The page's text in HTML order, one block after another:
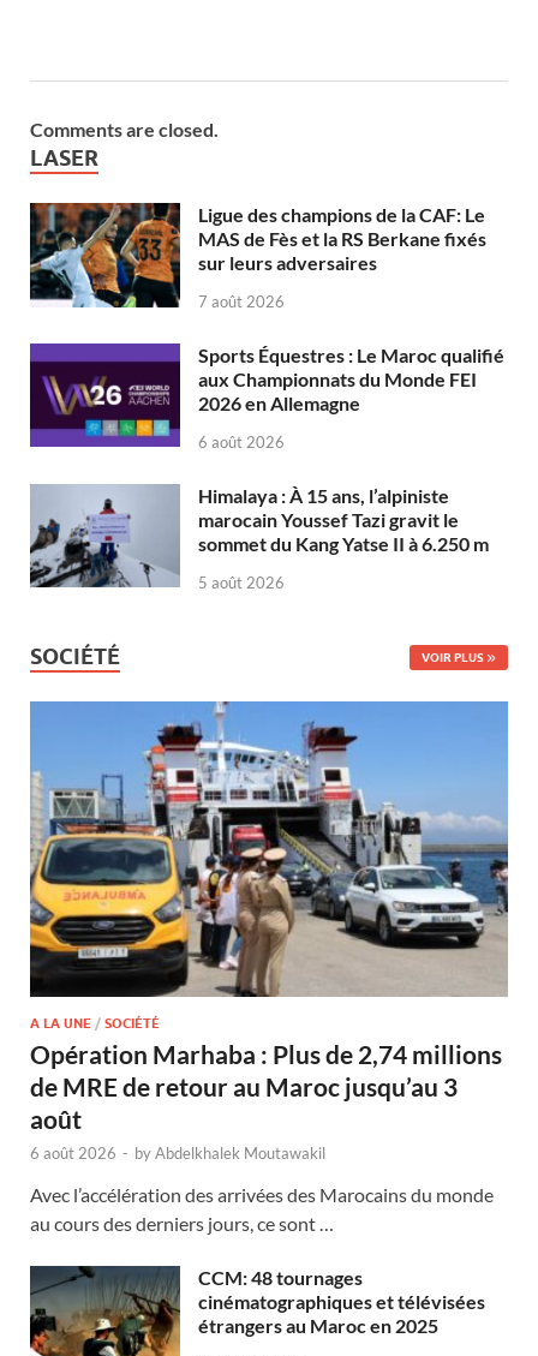
Comments are closed.
LASER
Ligue des champions de la CAF: Le
MAS de Fès et la RS Berkane fixés
sur leurs adversaires
7 août 2026
Sports Équestres : Le Maroc qualifié
aux Championnats du Monde FEI
2026 en Allemagne
6 août 2026
Himalaya : À 15 ans, l’alpiniste
marocain Youssef Tazi gravit le
sommet du Kang Yatse II à 6.250 m
5 août 2026
SOCIÉTÉ VOIR PLUS
A LA UNE / SOCIÉTÉ
Opération Marhaba : Plus de 2,74 millions
de MRE de retour au Maroc jusqu’au 3
août
6 août 2026 - byAbdelkhalek Moutawakil
Avec l’accélération des arrivées des Marocains du monde
au cours des derniers jours, ce sont …
CCM: 48 tournages
cinématographiques et télévisées
étrangers au Maroc en 2025